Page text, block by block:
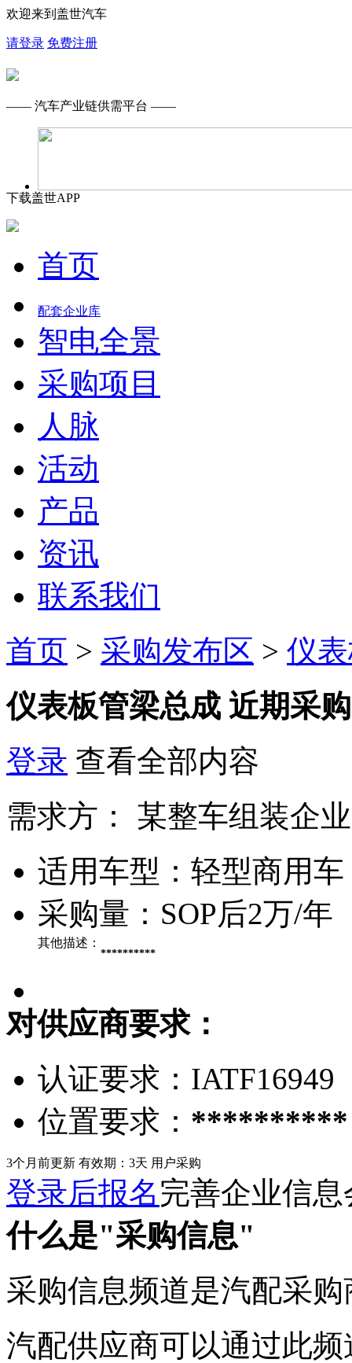
欢迎来到盖世汽车
请登录 免费注册
—— 汽车产业链供需平台 ——
下载盖世APP
首页
配套企业库
智电全景
采购项目
人脉
活动
产品
资讯
联系我们
首页 > 采购发布区 > 仪
仪表板管梁总成 近期采购
登录 查看全部内容
需求方：
某整车组装企业
适用车型： 轻型商用
采购量： SOP后2万/年
其他描述：
**********
对供应商要求：
认证要求： IATF16949
位置要求： **********
3个月前更新 有效期：3天 用户采购
登录后报名完善企业信
什么是"采购信息"
采购信息频道是汽配采
汽配供应商可以通过此